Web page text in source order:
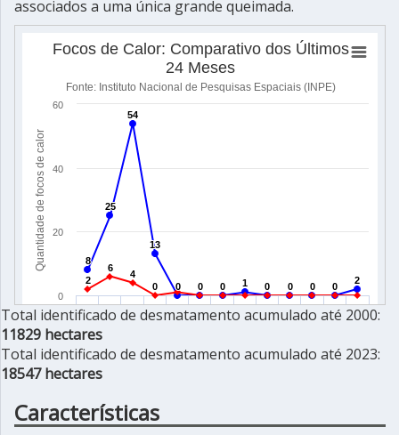
associados a uma única grande queimada.
Total identificado de desmatamento acumulado até 2000:
11829 hectares
Total identificado de desmatamento acumulado até 2023:
18547 hectares
Características